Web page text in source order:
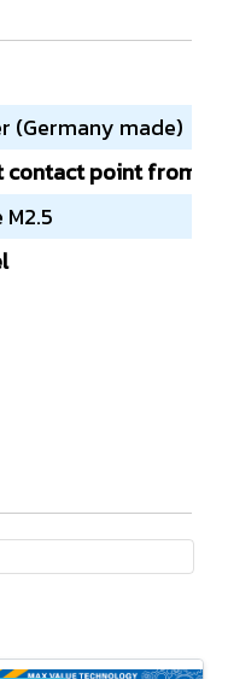
(Germany made)
contact point from
M2.5